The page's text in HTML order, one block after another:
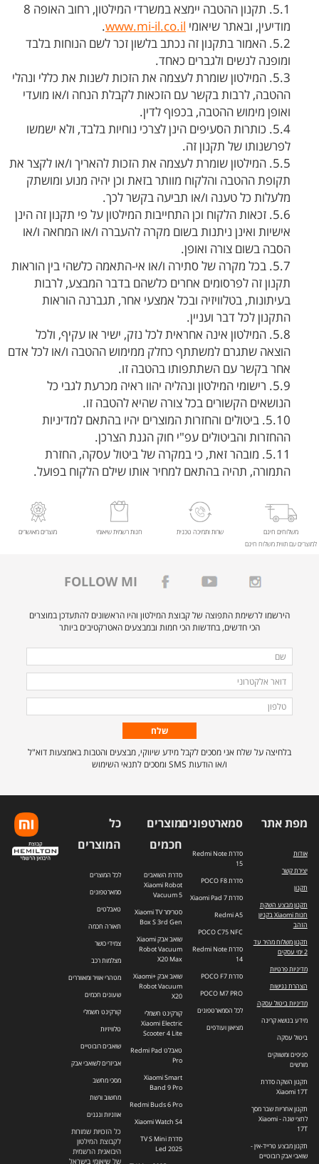
5.1. תקנון ההטבה יימצא במשרדי המילטון, רחוב האופה 8
מודיעין, ובאתר שיאומי www.mi-il.co.il
.
5.2. האמור בתקנון זה נכתב בלשון זכר לשם הנוחות בלבד
ומופנה לנשים ולגברים כאחד.
5.3. המילטון שומרת לעצמה את הזכות לשנות את כללי ונהלי
ההטבה, לרבות בקשר עם הזכאות לקבלת הנחה ו/או מועדי
ואופן מימוש ההטבה, בכפוף לדין.
5.4. כותרות הסעיפים הינן לצרכי נוחיות בלבד, ולא ישמשו
לפרשנותו של תקנון זה.
5.5. המילטון שומרת לעצמה את הזכות להאריך ו/או לקצר את
תקופת ההטבה והלקוח מוותר בזאת וכן יהיה מנוע ומושתק
מלעלות כל טענה ו/או תביעה בקשר לכך.
5.6. זכאות הלקוח וכן התחייבות המילטון על פי תקנון זה הינן
אישיות ואינן ניתנות בשום מקרה להעברה ו/או המחאה ו/או
הסבה בשום צורה ואופן.
5.7. בכל מקרה של סתירה ו/או אי-התאמה כלשהי בין הוראות
תקנון זה לפרסומים אחרים כלשהם בדבר המבצע, לרבות
בעיתונות, בטלוויזיה ובכל אמצעי אחר, תגברנה הוראות
התקנון לכל דבר ועניין.
5.8. המילטון אינה אחראית לכל נזק, ישיר או עקיף, ולכל
הוצאה שתגרם למשתתף כחלק ממימוש ההטבה ו/או לכל אדם
אחר בקשר עם השתתפותו בהטבה זו.
5.9. רישומי המילטון ונהליה יהוו ראיה מכרעת לגבי כל
הנושאים הקשורים בכל צורה שהיא להטבה זו.
5.10. ביטולים והחזרות המוצרים יהיו בהתאם למדיניות
ההחזרות והביטולים עפ"י חוק הגנת הצרכן.
5.11. מובהר זאת, כי במקרה של ביטול עסקה, החזרת
התמורה, תהיה בהתאם למחיר אותו שילם הלקוח בפועל.
משלוחים חינם
למוצרים עם תווית משלוח חינם
שרות ותמיכה טכנית חנות רשמית שיאומי מוצרים מאושרים
FOLLOW MI
הירשמו לרשימת התפוצה של קבוצת המילטון והיו הראשונים להתעדכן במוצרים
הכי חדשים, בחדשות הכי חמות ובמבצעים האטרקטיבים ביותר
מלאו
את
הפרטים
הבאים
לרשימת
שם
דואר
אלקטרוני
טלפון
בלחיצה על שלח אני מסכים לקבל מידע שיווקי, מבצעים והטבות באמצעות דוא"ל
ו/או הודעות SMS ומסכים לתנאי השימוש
מפת אתר
אודות
יצירת קשר
תקנון
תקנון מבצע השקת
חנות Xiaomi בקניון
הזהב
תקנון משלוח מהיר עד
2 ימי עסקים
מדיניות פרטיות
הצהרת נגישות
מדיניות ביטול עסקה
מידע בנושא קרינה
ביטול עסקה
סניפים ומשווקים
מורשים
תקנון השקה סדרת
Xiaomi 17T
תקנון אחריות שבר מסך
לחצי שנה - Xiaomi
17T
תקנון מבצע טרייד-אין -
שואבי אבק רובוטיים
סמארטפונים
סדרת Redmi Note
15
סדרת POCO F8
סדרת Xiaomi Pad 7
Redmi A5
POCO C75 NFC
סדרת Redmi Note
14
סדרת POCO F7
POCO M7 PRO
לכל הסמארטפונים
מציאון ועודפים
מוצרים
חכמים
סדרת השואבים
Xiaomi Robot
Vacuum 5
סטרימר Xiaomi TV
Box S 3rd Gen
שואב אבק Xiaomi
Robot Vacuum
X20 Max
שואב אבק +Xiaomi
Robot Vacuum
X20
קורקינט חשמלי
Xiaomi Electric
Scooter 4 Lite
טאבלט Redmi Pad
Pro
Xiaomi Smart
Band 9 Pro
Redmi Buds 6 Pro
Xiaomi Watch S4
סדרת TV S Mini
Led 2025
כל
המוצרים
לכל המוצרים
סמארטפונים
טאבלטים
תאורה חכמה
צמידי כושר
מצלמות רכב
מטהרי אוויר ומאווררים
שעונים חכמים
קורקינט חשמלי
טלוויזיות
שואבים רובוטיים
אביזרים לשואבי אבק
מסכי מחשב
מחשוב ורשת
אוזניות ונגנים
כל הזכויות שמורות
לקבוצת המילטון
היבואנית הרשמית
של שיאומי בישראל